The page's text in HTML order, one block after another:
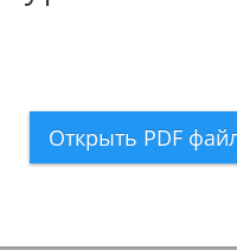
Открыть PDF